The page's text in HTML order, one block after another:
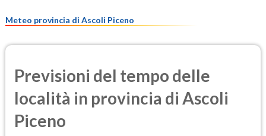
Meteo provincia di Ascoli Piceno
Previsioni del tempo delle
località in provincia di Ascoli
Piceno